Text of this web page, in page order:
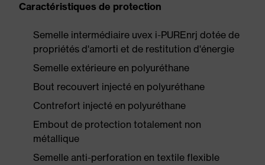
Caractéristiques de protection
Semelle intermédiaire uvex i-PUREnrj dotée de
propriétés d'amorti et de restitution d'énergie
Semelle extérieure en polyuréthane
Bout recouvert injecté en polyuréthane
Contrefort injecté en polyuréthane
Embout de protection totalement non
métallique
Semelle anti-perforation en textile flexible